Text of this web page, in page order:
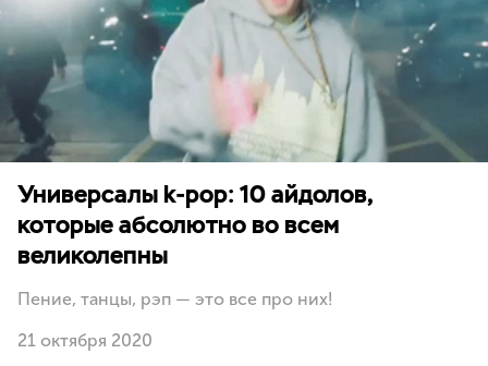
Универсалы k-pop: 10 айдолов,
которые абсолютно во всем
великолепны
Пение, танцы, рэп — это все про них!
21 октября 2020